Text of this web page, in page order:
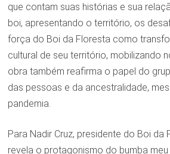
que contam suas histórias e sua
boi, apresentando o território, os
força do Boi da Floresta como
cultural de seu território, mobilizando
obra também reafirma o papel do
das pessoas e da ancestralidade,
pandemia.
Para Nadir Cruz, presidente do Boi da
revela o protagonismo do bumba